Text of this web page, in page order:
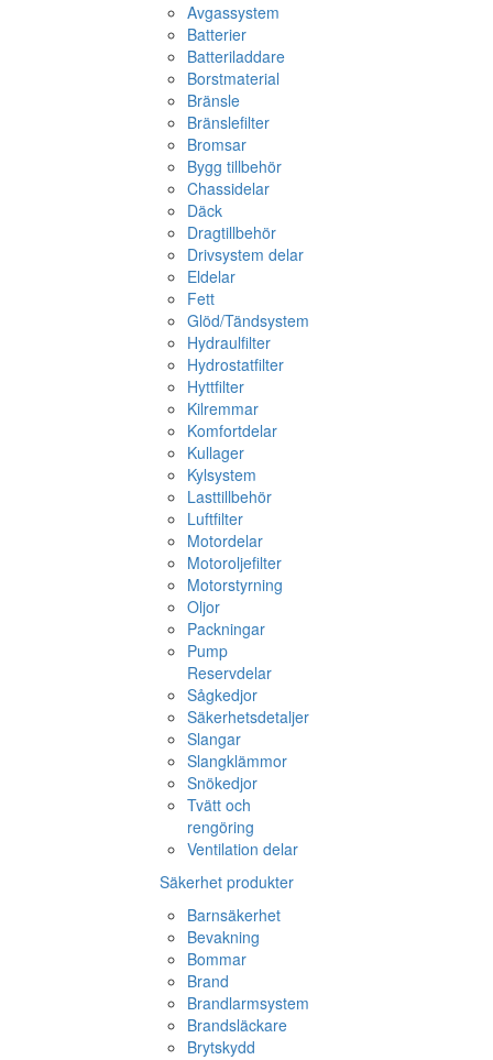
Avgassystem
Batterier
Batteriladdare
Borstmaterial
Bränsle
Bränslefilter
Bromsar
Bygg tillbehör
Chassidelar
Däck
Dragtillbehör
Drivsystem delar
Eldelar
Fett
Glöd/Tändsystem
Hydraulfilter
Hydrostatfilter
Hyttfilter
Kilremmar
Komfortdelar
Kullager
Kylsystem
Lasttillbehör
Luftfilter
Motordelar
Motoroljefilter
Motorstyrning
Oljor
Packningar
Pump
Reservdelar
Sågkedjor
Säkerhetsdetaljer
Slangar
Slangklämmor
Snökedjor
Tvätt och
rengöring
Ventilation delar
Säkerhet produkter
Barnsäkerhet
Bevakning
Bommar
Brand
Brandlarmsystem
Brandsläckare
Brytskydd